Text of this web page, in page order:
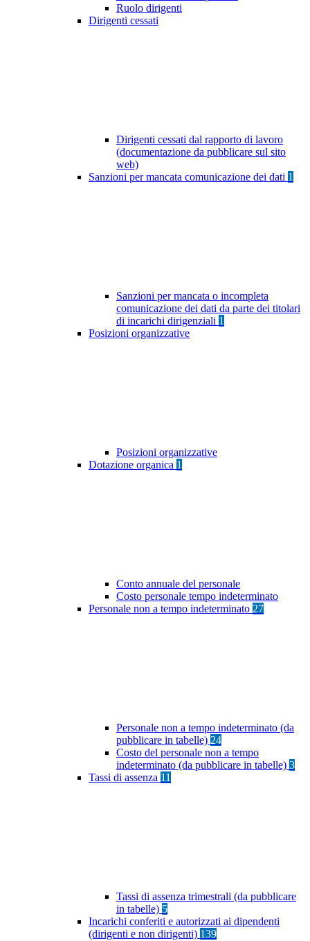
Ruolo dirigenti
Dirigenti cessati
Dirigenti cessati dal rapporto di lavoro
(documentazione da pubblicare sul sito
web)
Sanzioni per mancata comunicazione dei dati 1
Sanzioni per mancata o incompleta
comunicazione dei dati da parte dei titolari
di incarichi dirigenziali 1
Posizioni organizzative
Posizioni organizzative
Dotazione organica 1
Conto annuale del personale
Costo personale tempo indeterminato
Personale non a tempo indeterminato 27
Personale non a tempo indeterminato (da
pubblicare in tabelle) 24
Costo del personale non a tempo
indeterminato (da pubblicare in tabelle) 3
Tassi di assenza 11
Tassi di assenza trimestrali (da pubblicare
in tabelle) 5
Incarichi conferiti e autorizzati ai dipendenti
(dirigenti e non dirigenti) 139